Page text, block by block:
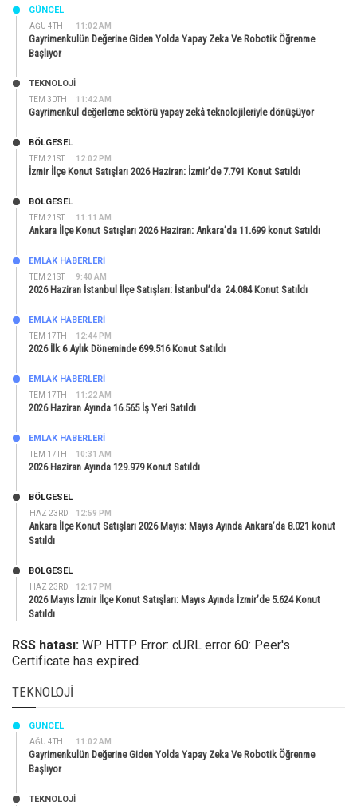
AĞU 4TH 11:02 AM
GÜNCEL
Gayrimenkulün Değerine Giden Yolda Yapay Zeka Ve Robotik Öğrenme
Başlıyor
TEM 30TH 11:42 AM
TEKNOLOJİ
Gayrimenkul değerleme sektörü yapay zekâ teknolojileriyle dönüşüyor
TEM 21ST 12:02 PM
BÖLGESEL
İzmir İlçe Konut Satışları 2026 Haziran: İzmir’de 7.791 Konut Satıldı
TEM 21ST 11:11 AM
BÖLGESEL
Ankara İlçe Konut Satışları 2026 Haziran: Ankara’da 11.699 konut Satıldı
TEM 21ST 9:40 AM
EMLAK HABERLERI
2026 Haziran İstanbul İlçe Satışları: İstanbul’da 24.084 Konut Satıldı
TEM 17TH 12:44 PM
EMLAK HABERLERI
2026 İlk 6 Aylık Döneminde 699.516 Konut Satıldı
TEM 17TH 11:22 AM
EMLAK HABERLERI
2026 Haziran Ayında 16.565 İş Yeri Satıldı
TEM 17TH 10:31 AM
EMLAK HABERLERI
2026 Haziran Ayında 129.979 Konut Satıldı
HAZ 23RD 12:59 PM
BÖLGESEL
Ankara İlçe Konut Satışları 2026 Mayıs: Mayıs Ayında Ankara’da 8.021 konut
Satıldı
HAZ 23RD 12:17 PM
BÖLGESEL
2026 Mayıs İzmir İlçe Konut Satışları: Mayıs Ayında İzmir’de 5.624 Konut
Satıldı
RSS hatası: WP HTTP Error: cURL error 60: Peer's
Certificate has expired.
TEKNOLOJI
AĞU 4TH 11:02 AM
GÜNCEL
Gayrimenkulün Değerine Giden Yolda Yapay Zeka Ve Robotik Öğrenme
Başlıyor
TEKNOLOJİ